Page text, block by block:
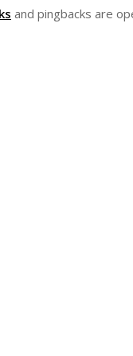
and pingbacks are